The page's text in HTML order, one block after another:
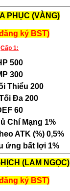
PHỤC (VÀNG)
ký BST)
Cấp 1:
500
300
Thiểu 200
Đa 200
60
Chí Mạng 1%
ATK (%) 0,5%
ứng bất lợi 1%
(LAM NGỌC)
ký BST)